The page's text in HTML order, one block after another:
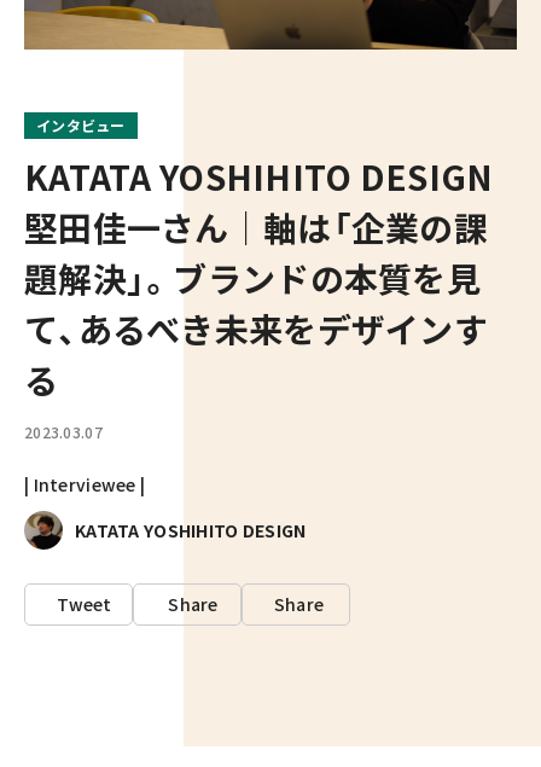
インタビュー
KATATA YOSHIHITO DESIGN
堅田佳一さん｜軸は「企業の課
題解決」。ブランドの本質を見
て、あるべき未来をデザインす
る
2023.03.07
| Interviewee |
KATATA YOSHIHITO DESIGN
Tweet Share Share